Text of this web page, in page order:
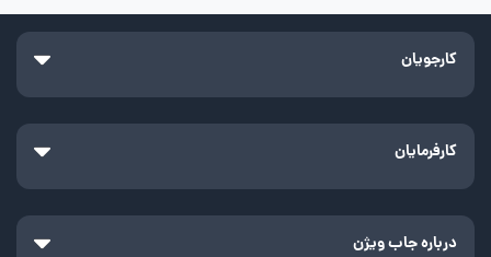
کارجویان
کارفرمایان
درباره جاب ویژن